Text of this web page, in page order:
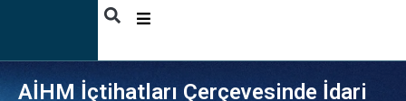
AİHM İçtihatları Çerçevesinde İdari